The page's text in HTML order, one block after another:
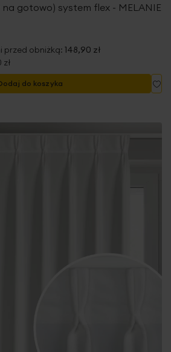
gotowo) system flex - MELANIE
przed obniżką: 148,90 zł
zł
do koszyka